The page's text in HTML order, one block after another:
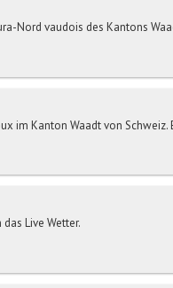
Nord vaudois des Kantons
im Kanton Waadt von
Live Wetter.